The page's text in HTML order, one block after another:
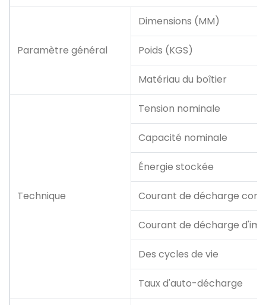
Paramètre général
Dimensions (MM)
Poids (KGS)
Matériau du boîtier
Technique
Tension nominale
Capacité nominale
Énergie stockée
Courant de décharge
Courant de décharge
Des cycles de vie
Taux d'auto-décharge